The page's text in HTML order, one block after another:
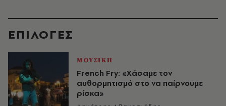
EΠΙΛΟΓΈΣ
ΜΟΥΣΙΚΗ
French Fry: «Χάσαμε τον
αυθορμητισμό στο να παίρνουμε
ρίσκα»